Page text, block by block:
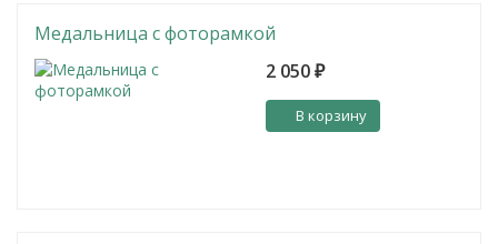
Медальница с фоторамкой
2 050 ₽
В корзину